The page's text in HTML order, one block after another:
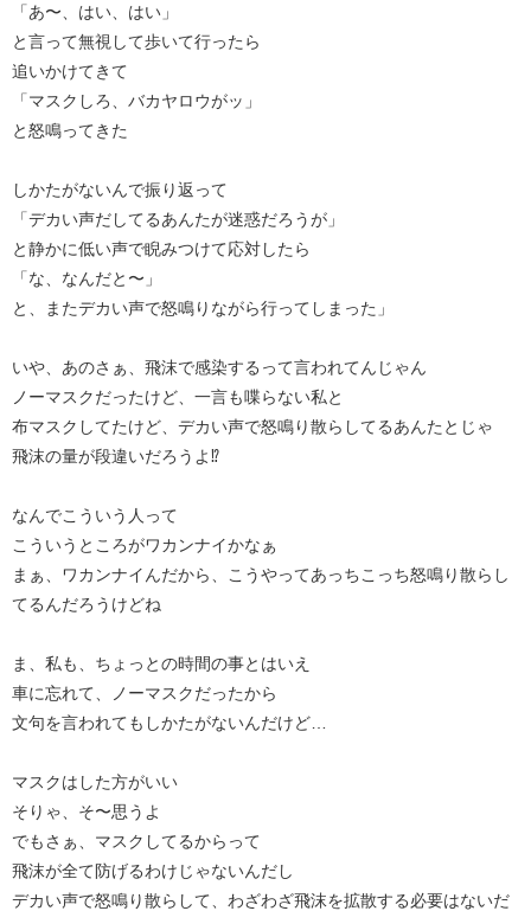
「あ〜、はい、はい」
と言って無視して歩いて行ったら
追いかけてきて
「マスクしろ、バカヤロウがッ」
と怒鳴ってきた
しかたがないんで振り返って
「デカい声だしてるあんたが迷惑だろうが」
と静かに低い声で睨みつけて応対したら
「な、なんだと〜」
と、またデカい声で怒鳴りながら行ってしまった」
いや、あのさぁ、飛沫で感染するって言われてんじゃん
ノーマスクだったけど、一言も喋らない私と
布マスクしてたけど、デカい声で怒鳴り散らしてるあんたとじゃ
飛沫の量が段違いだろうよ⁉︎
なんでこういう人って
こういうところがワカンナイかなぁ
まぁ、ワカンナイんだから、こうやってあっちこっち怒鳴り散らし
てるんだろうけどね
ま、私も、ちょっとの時間の事とはいえ
車に忘れて、ノーマスクだったから
文句を言われてもしかたがないんだけど…
マスクはした方がいい
そりゃ、そ〜思うよ
でもさぁ、マスクしてるからって
飛沫が全て防げるわけじゃないんだし
デカい声で怒鳴り散らして、わざわざ飛沫を拡散する必要はないだ